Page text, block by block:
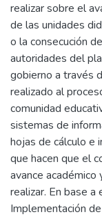
realizar sobre el
de las unidades
o la consecución
autoridades del
gobierno a través
realizado al
comunidad
sistemas de
hojas de cálculo e
que hacen que el
avance
realizar. En base
Implementación